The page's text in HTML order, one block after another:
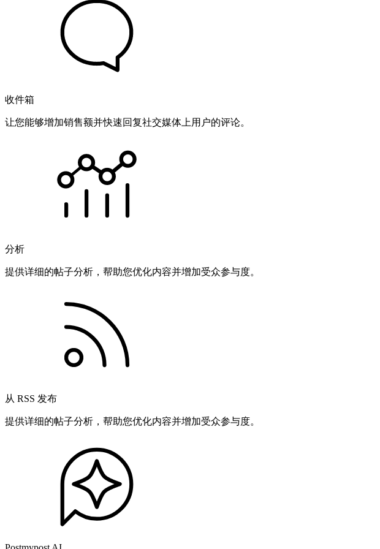
收件箱
让您能够增加销售额并快速回复社交媒体上用户的评论。
分析
提供详细的帖子分析，帮助您优化内容并增加受众参与度。
从 RSS 发布
提供详细的帖子分析，帮助您优化内容并增加受众参与度。